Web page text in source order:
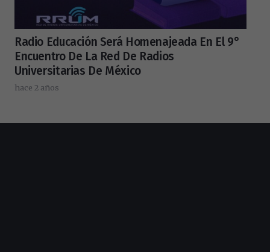
Radio Educación Será Homenajeada En El 9°
Encuentro De La Red De Radios
Universitarias De México
hace 2 años